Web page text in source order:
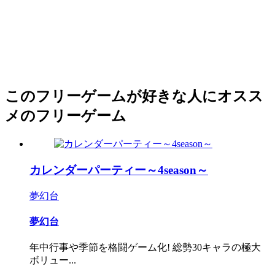
このフリーゲームが好きな人にオスス
メのフリーゲーム
カレンダーパーティー～4season～
夢幻台
夢幻台
年中行事や季節を格闘ゲーム化! 総勢30キャラの極大
ボリュー...